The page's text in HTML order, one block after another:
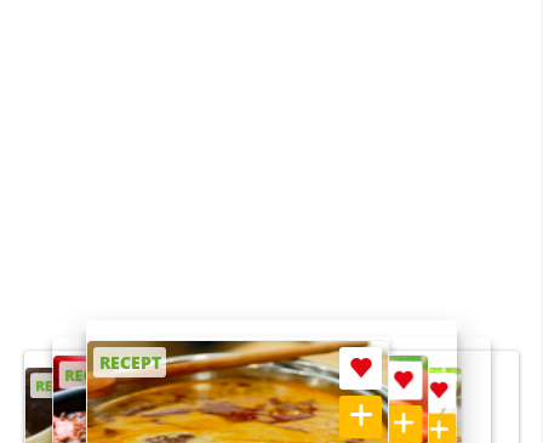
RECEPT
RECEPT
RECEPT
RECEPT
RECEPT